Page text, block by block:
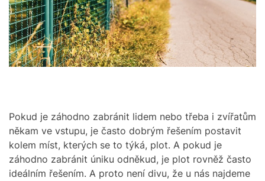
E
m
e
Pokud je záhodno zabránit lidem nebo třeba i zvířatům
někam ve vstupu, je často dobrým řešením postavit
kolem míst, kterých se to týká, plot. A pokud je
záhodno zabránit úniku odněkud, je plot rovněž často
ideálním řešením. A proto není divu, že u nás najdeme